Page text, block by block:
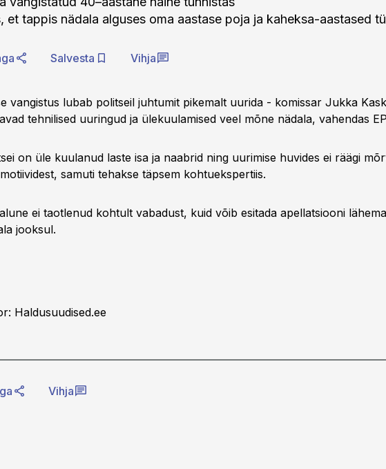
et tappis nädala alguses oma aastase poja ja kaheksa-aastased
Salvesta Vihja
vangistus lubab politseil juhtumit pikemalt uurida - komissar Jukka
tehnilised uuringud ja ülekuulamised veel mõne nädala, vahendas
on üle kuulanud laste isa ja naabrid ning uurimise huvides ei räägi
samuti tehakse täpsem kohtuekspertiis.
ei taotlenud kohtult vabadust, kuid võib esitada apellatsiooni
jooksul.
Haldusuudised.ee
Vihja